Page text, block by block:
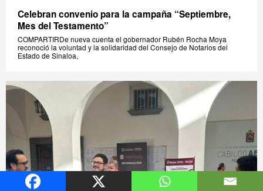
Celebran convenio para la campaña “Septiembre,
Mes del Testamento”
COMPARTIRDe nueva cuenta el gobernador Rubén Rocha Moya
reconoció la voluntad y la solidaridad del Consejo de Notarios del
Estado de Sinaloa,